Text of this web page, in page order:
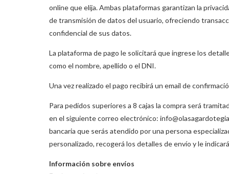
online que elija. Ambas plataformas garantizan la
de transmisión de datos del usuario, ofreciendo
confidencial de sus datos.
La plataforma de pago le solicitará que ingrese los
como el nombre, apellido o el DNI.
Una vez realizado el pago recibirá un email de
Para pedidos superiores a 8 cajas la compra será
en el siguiente correo electrónico:
bancaria que serás atendido por una persona
personalizado, recogerá los detalles de envío y le
Información sobre envíos